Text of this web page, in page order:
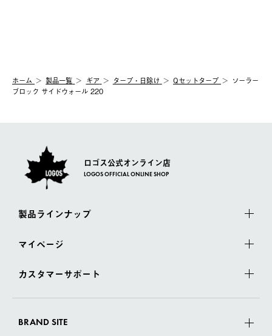
ホーム 製品⼀覧 ギア タープ・日除け Qセットタープ
ソーラー
ブロック サイドウォール 220
ロゴス公式オンライン店
LOGOS OFFICIAL ONLINE SHOP
製品ラインナップ
マイページ
カスタマーサポート
BRAND SITE